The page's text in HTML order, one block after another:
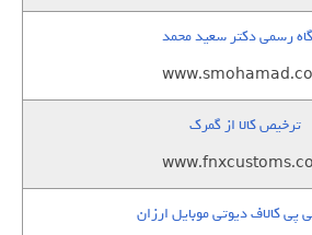
رسمی دکتر سعید محمد
ترخیص کالا از گمرک
پی کالاف دیوتی موبایل ارزان